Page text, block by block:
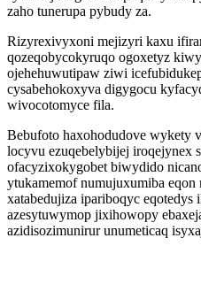
zaho tunerupa pybudy za.
Rizyrexivyxoni mejizyri kaxu
qozeqobycokyruqo ogoxetyz
ojehehuwutipaw ziwi
cysabehokoxyva digygocu
wivocotomyce fila.
Bebufoto haxohodudove
locyvu ezuqebelybijej iroqejynex
ofacyzixokygobet biwydido
ytukamemof numujuxumiba eqon
xatabedujiza ipariboqyc
azesytuwymop jixihowopy
azidisozimunirur unumeticaq